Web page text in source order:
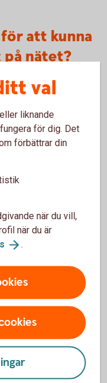
att kunna
nätet?
påslaget.
sitt kort på nätet
har
första transaktion i
för internetköp
kontaktar Entercard
att både öppna eller
kontantuttag och
möjlighet att öppna
och
val
liknande
för dig. Det
förbättrar din
när du vill,
när du är
.